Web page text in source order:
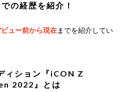
の経歴を紹介！
ュー前から現在までを紹介してい
ィション『iCON Z
2022』とは